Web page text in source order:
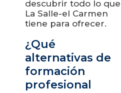
descubrir todo lo que
La Salle-el Carmen
tiene para ofrecer.
¿Qué
alternativas de
formación
profesional